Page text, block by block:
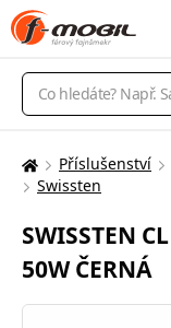
Vyhledávání
Zde
nacházíte:
Příslušenství
Swissten
SWISSTEN
50W ČERNÁ